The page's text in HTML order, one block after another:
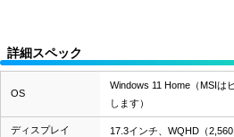
詳細スペック
OS
Windows 11 Home（MSIは
します）
ディスプレイ 17.3インチ、WQHD（